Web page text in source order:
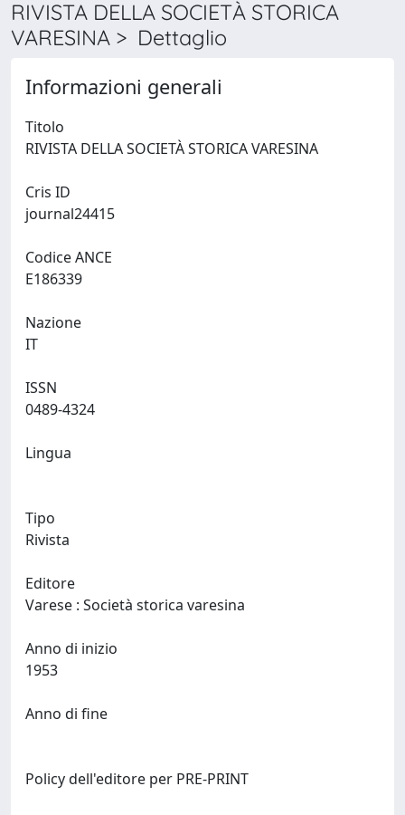
RIVISTA DELLA SOCIETÀ STORICA
VARESINA > Dettaglio
Informazioni generali
Titolo
Cris ID
Codice ANCE
Nazione
ISSN
Lingua
Tipo
Rivista
Editore
Anno di inizio
Anno di fine
Policy dell'editore per PRE-PRINT